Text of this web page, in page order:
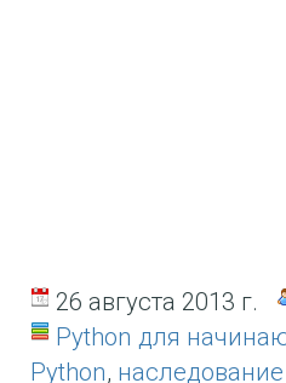
26 августа 2013 г.
Python для
Python,